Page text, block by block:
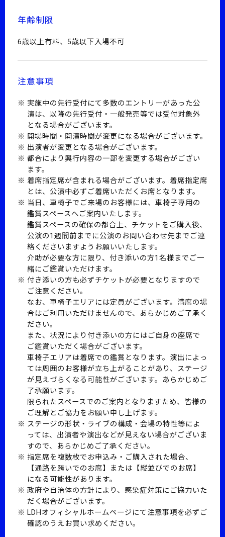
年齢制限
6歳以上有料、5歳以下入場不可
注意事項
実施中の先行受付にて多数のエントリーがあった公
演は、以降の先行受付・一般発売等では受付対象外
となる場合がございます。
開場時間・開演時間が変更になる場合がございます。
出演者が変更となる場合がございます。
都合により興行内容の一部を変更する場合がござい
ます。
着席指定席が含まれる場合がございます。着席指定席
とは、公演中必ずご着席いただくお席となります。
当日、車椅子でご来場のお客様には、車椅子専用の
鑑賞スペースへご案内いたします。
鑑賞スペースの確保の都合上、チケットをご購入後、
公演の1週間前までに公演のお問い合わせ先までご連
絡くださいますようお願いいたします。
介助が必要な方に限り、付き添いの方1名様までご一
緒にご鑑賞いただけます。
付き添いの方も必ずチケットが必要となりますので
ご注意ください。
なお、車椅子エリアには定員がございます。満席の場
合はご利用いただけませんので、あらかじめご了承く
ださい。
また、状況により付き添いの方にはご自身の座席で
ご鑑賞いただく場合がございます。
車椅子エリアは着席での鑑賞となります。演出によっ
ては周囲のお客様が立ち上がることがあり、ステージ
が見えづらくなる可能性がございます。あらかじめご
了承願います。
限られたスペースでのご案内となりますため、皆様の
ご理解とご協力をお願い申し上げます。
ステージの形状・ライブの構成・会場の特性等によ
っては、出演者や演出などが見えない場合がございま
すので、あらかじめご了承ください。
指定席を複数枚でお申込み・ご購入された場合、
【通路を跨いでのお席】または【縦並びでのお席】
になる可能性があります。
政府や自治体の方針により、感染症対策にご協力いた
だく場合がございます。
LDHオフィシャルホームページにて注意事項を必ずご
確認のうえお買い求めください。